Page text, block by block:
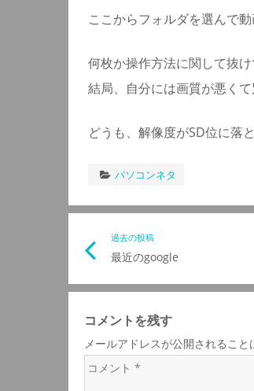
ここからフォルダを選んで動
何枚か操作方法に関して抜
結局、自分には画質が悪くて
どうも、解像度がSD位に落
パソコンネタ
稿
ナ
ビ
過去の投稿
最近のgoogle
コメントを残す
メールアドレスが公開されること
コ